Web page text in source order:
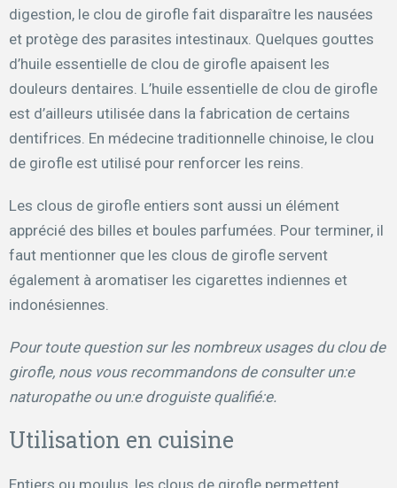
digestion, le clou de girofle fait disparaître les nausées
et protège des parasites intestinaux. Quelques gouttes
d’huile essentielle de clou de girofle apaisent les
douleurs dentaires. L’huile essentielle de clou de girofle
est d’ailleurs utilisée dans la fabrication de certains
dentifrices. En médecine traditionnelle chinoise, le clou
de girofle est utilisé pour renforcer les reins.
Les clous de girofle entiers sont aussi un élément
apprécié des billes et boules parfumées. Pour terminer, il
faut mentionner que les clous de girofle servent
également à aromatiser les cigarettes indiennes et
indonésiennes.
Pour toute question sur les nombreux usages du clou de
girofle, nous vous recommandons de consulter un:e
naturopathe ou un:e droguiste qualifié:e.
Utilisation en cuisine